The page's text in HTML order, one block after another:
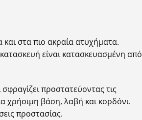
και στα πιο ακραία ατυχήματα.
είναι κατασκευασμένη από
προστατεύοντας τις
χρήσιμη βάση, λαβή και κορδόνι.
προστασίας.